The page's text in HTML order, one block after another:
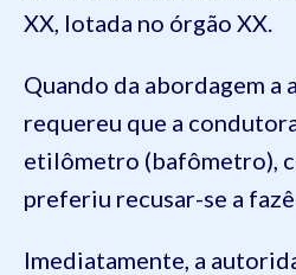
XX, lotada no órgão XX.
Quando da abordagem a
requereu que a
etilômetro (bafômetro),
preferiu recusar-se a
Imediatamente, a